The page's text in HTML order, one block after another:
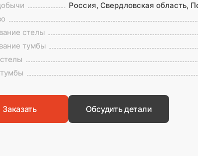
Россия, Свердловская область,
стелы
тумбы
Заказать Обсудить детали